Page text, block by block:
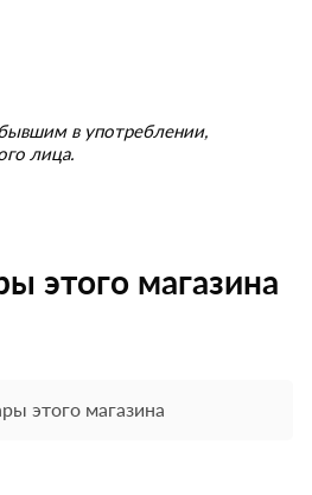
в употреблении,
лица.
этого магазина
этого магазина